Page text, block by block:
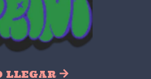
LLEGAR